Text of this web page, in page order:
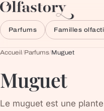
Aller au contenu
Parfums Familles
Accueil/Parfums/Muguet
Muguet
Le muguet est une